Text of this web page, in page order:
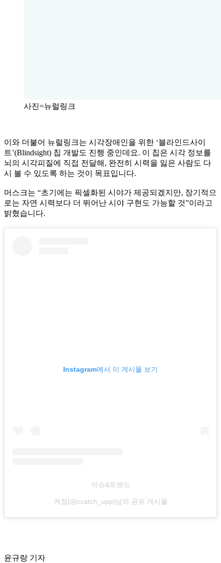
사진=뉴럴링크
이와 더불어 뉴럴링크는 시각장애인을 위한 ‘블라인드사이
트’(Blindsight) 칩 개발도 진행 중인데요. 이 칩은 시각 정보를
뇌의 시각피질에 직접 전달해, 완전히 시력을 잃은 사람도 다
시 볼 수 있도록 하는 것이 목표입니다.
머스크는 “초기에는 픽셀화된 시야가 제공되겠지만, 장기적으
로는 자연 시력보다 더 뛰어난 시야 구현도 가능할 것”이라고
밝혔습니다.
Instagram에서 이 게시물 보기
이슈&트렌드
케찹(@ccatch_upp)님의 공유 게시물
윤규랑 기자